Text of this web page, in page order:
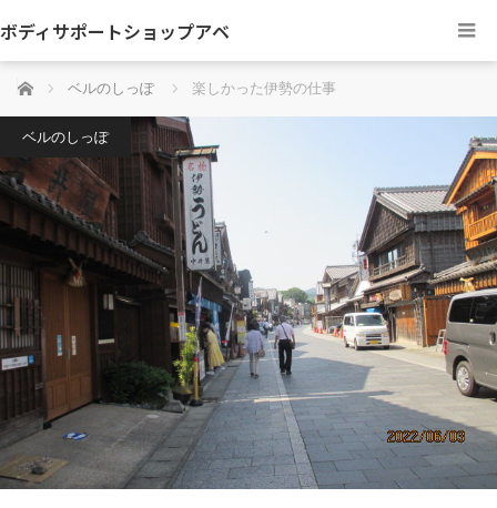
ボディサポートショップアベ
ホーム ベルのしっぽ 楽しかった伊勢の仕事
ベルのしっぽ